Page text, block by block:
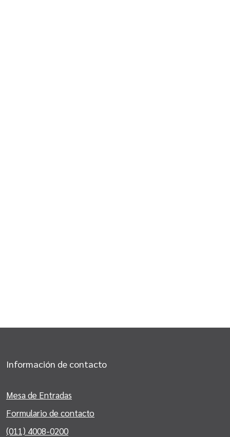
Información de contacto
Mesa de Entradas
Formulario de contacto
(011) 4008-0200